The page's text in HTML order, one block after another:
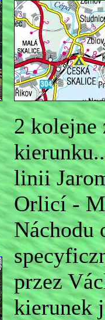
2 kolejne
linii
Orlicí -
Náchodu
przez
kierunek